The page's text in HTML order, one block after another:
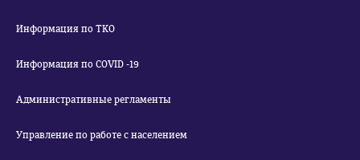
Информация по ТКО
Информация по COVID -19
Административные регламенты
Управление по работе с населением